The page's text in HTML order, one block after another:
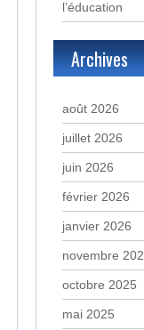
l’éducation
Archives
août 2026
juillet 2026
juin 2026
février 2026
janvier 2026
novembre
octobre 2025
mai 2025